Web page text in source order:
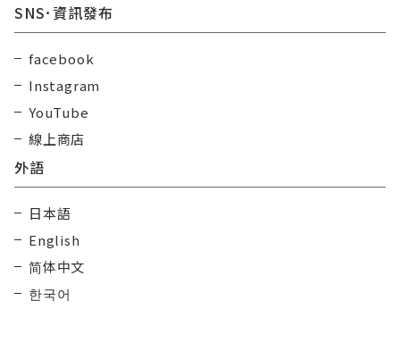
SNS･資訊發布
facebook
Instagram
YouTube
線上商店
外語
日本語
English
简体中文
한국어